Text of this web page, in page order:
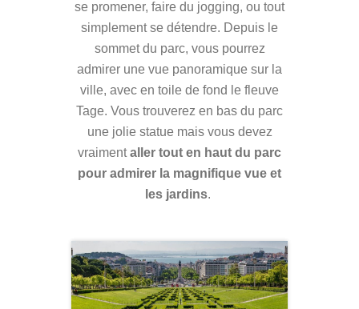
se promener, faire du jogging, ou tout
simplement se détendre. Depuis le
sommet du parc, vous pourrez
admirer une vue panoramique sur la
ville, avec en toile de fond le fleuve
Tage. Vous trouverez en bas du parc
une jolie statue mais vous devez
vraimentaller tout en haut du parc
pour admirer la magnifique vue et
les jardins.